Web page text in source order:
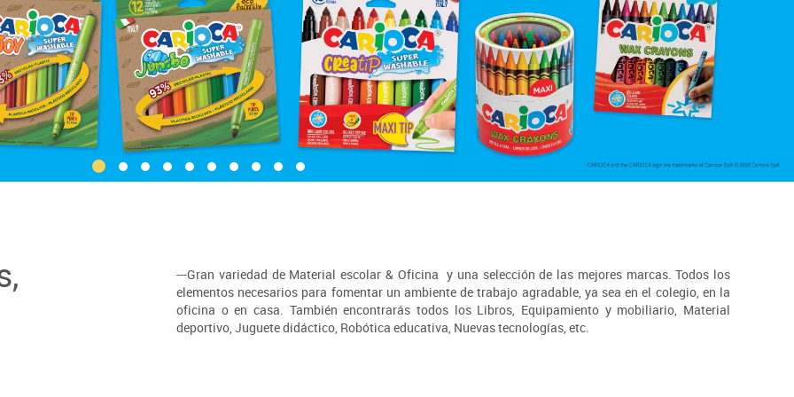
---Gran variedad de Material escolar & Oficina y una selección de las mejores marcas. Todos los
elementos necesarios para fomentar un ambiente de trabajo agradable, ya sea en el colegio, en la
oficina o en casa. También encontrarás todos los Libros, Equipamiento y mobiliario, Material
deportivo, Juguete didáctico, Robótica educativa, Nuevas tecnologías, etc.